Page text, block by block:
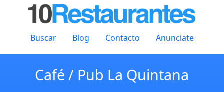
Buscar Blog Contacto Anunciate
Café / Pub La Quintana